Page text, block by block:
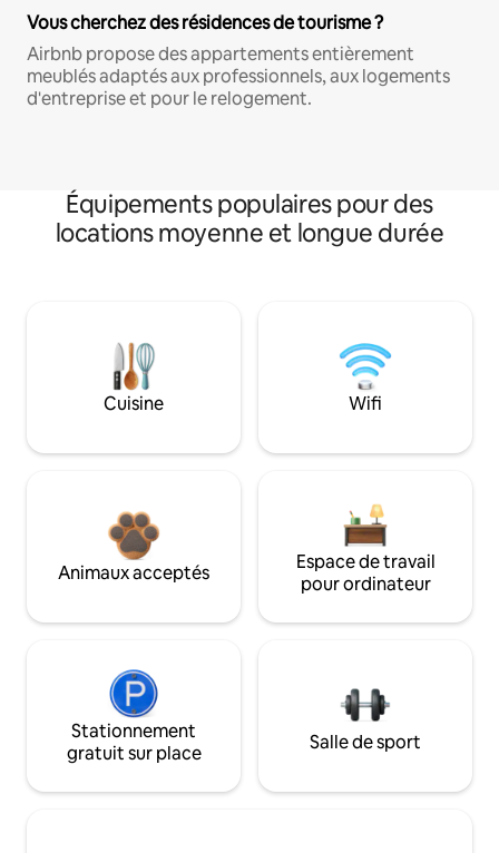
Vous cherchez des résidences de tourisme ?
Airbnb propose des appartements entièrement
meublés adaptés aux professionnels, aux logements
d'entreprise et pour le relogement.
Équipements populaires pour des
locations moyenne et longue durée
Cuisine Wifi
Animaux acceptés
Espace de travail
pour ordinateur
Stationnement
gratuit sur place
Salle de sport